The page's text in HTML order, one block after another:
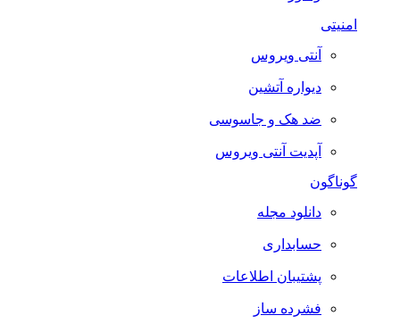
امنیتی
آنتی ویروس
دیواره آتشین
ضد هک و جاسوسی
آپدیت آنتی ویروس
گوناگون
دانلود مجله
حسابداری
پشتیبان اطلاعات
فشرده ساز